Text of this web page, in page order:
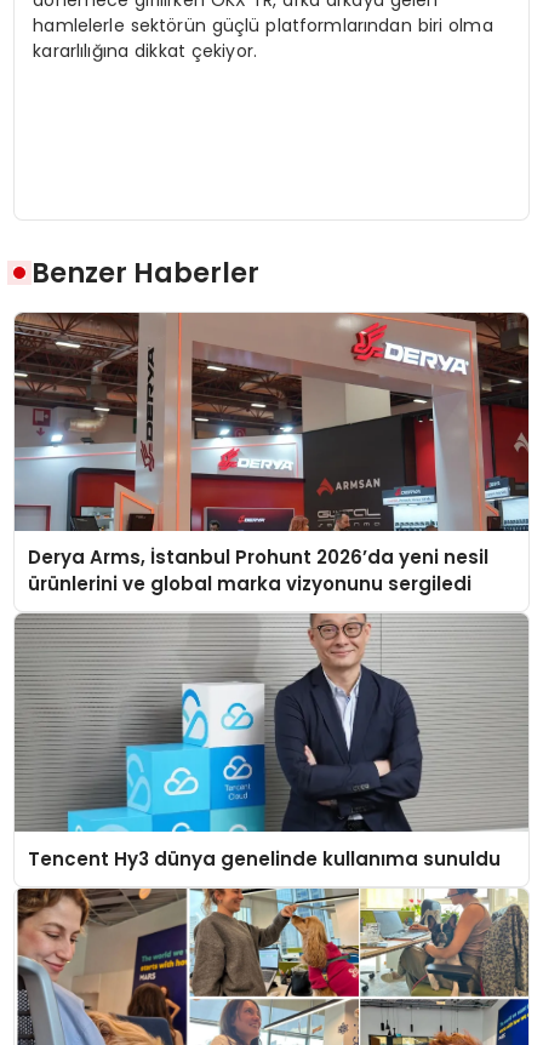
hamlelerle sektörün güçlü platformlarından biri olma
kararlılığına dikkat çekiyor.
Benzer Haberler
Derya Arms, İstanbul Prohunt 2026’da yeni nesil
ürünlerini ve global marka vizyonunu sergiledi
Tencent Hy3 dünya genelinde kullanıma sunuldu